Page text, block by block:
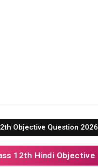
Objective Question 2026
12th Hindi Objective